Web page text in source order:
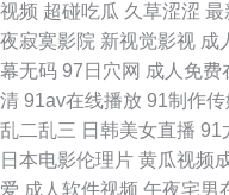
99 日韩精选av福利 肏屄韩影
色网 AV少妇导航 在线观看美
综合 五月天色频道 大香蕉a
视频 超碰吃瓜 久草涩涩 最
夜寂寞影院 新视觉影视 成
幕无码 97日穴网 成人免费
清 91av在线播放 91制作传
乱二乱三 日韩美女直播 91
日本电影伦理片 黄瓜视频
爱 成人软件视频 午夜宅男